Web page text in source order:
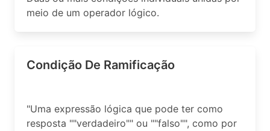
meio de um operador lógico.
Condição De Ramificação
"Uma expressão lógica que pode ter como
resposta ""verdadeiro"" ou ""falso"", como por